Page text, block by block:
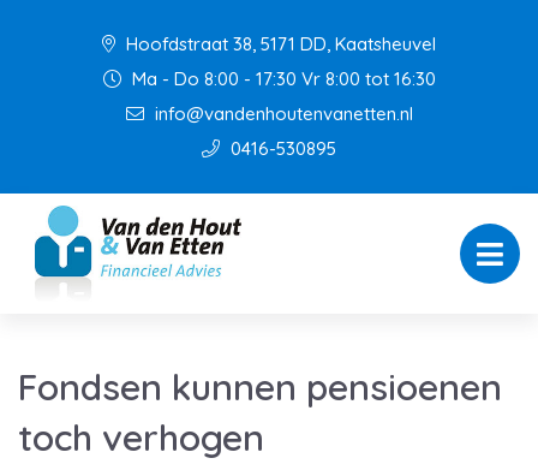
Hoofdstraat 38, 5171 DD, Kaatsheuvel
Ma - Do 8:00 - 17:30 Vr 8:00 tot 16:30
info@vandenhoutenvanetten.nl
0416-530895
Fondsen kunnen pensioenen
toch verhogen